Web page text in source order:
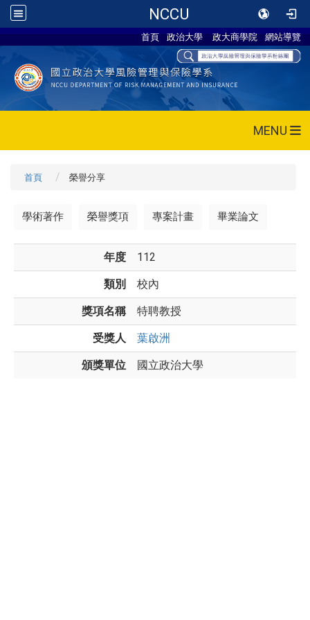
NCCU
首頁 政治大學 政大商學院 網站導覽
MENU
首頁 榮譽分享
學術著作 榮譽獎項 專案計畫 畢業論文
年度 112
類別 校內
獎項名稱 特聘教授
受獎人 葉啟洲
頒獎單位 國立政治大學